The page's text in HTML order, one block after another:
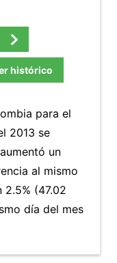
histórico
para el
2013 se
aumentó un
al mismo
(47.02
día del mes